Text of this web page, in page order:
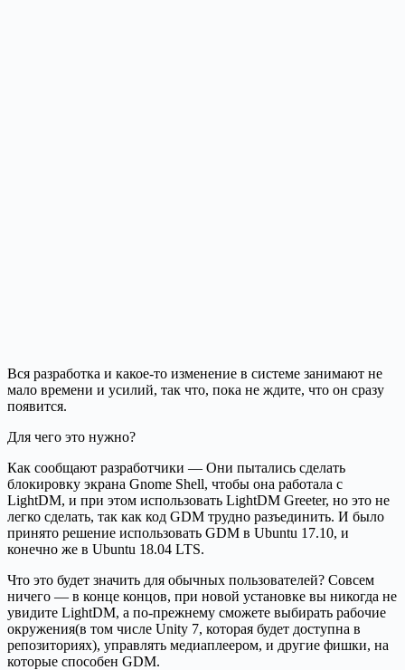
Вся разработка и какое-то изменение в системе занимают не
мало времени и усилий, так что, пока не ждите, что он сразу
появится.
Для чего это нужно?
Как сообщают разработчики — Они пытались сделать
блокировку экрана Gnome Shell, чтобы она работала с
LightDM, и при этом использовать LightDM Greeter, но это не
легко сделать, так как код GDM трудно разъединить. И было
принято решение использовать GDM в Ubuntu 17.10, и
конечно же в Ubuntu 18.04 LTS.
Что это будет значить для обычных пользователей? Совсем
ничего — в конце концов, при новой установке вы никогда не
увидите LightDM, а по-прежнему сможете выбирать рабочие
окружения(в том числе Unity 7, которая будет доступна в
репозиториях), управлять медиаплеером, и другие фишки, на
которые способен GDM.